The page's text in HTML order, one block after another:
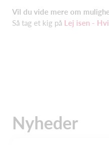
Vil du vide mere om
Så tag et kig på Lej isen -
Nyheder